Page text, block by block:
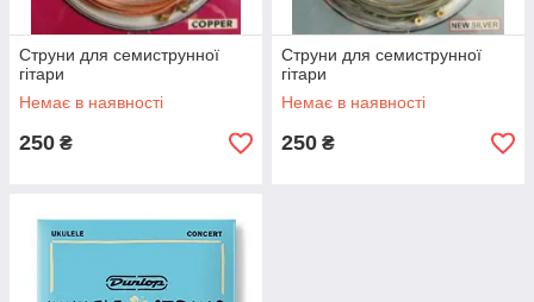
Струни для семиструнної
гітари
Немає в наявності
250 ₴
Струни для семиструнної
гітари
Немає в наявності
250 ₴